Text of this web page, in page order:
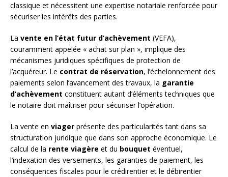
classique et nécessitent une expertise notariale renforcée pour
sécuriser les intérêts des parties.
La vente en l’état futur d’achèvement (VEFA),
couramment appelée « achat sur plan », implique des
mécanismes juridiques spécifiques de protection de
l’acquéreur. Le contrat de réservation, l’échelonnement des
paiements selon l’avancement des travaux, la garantie
d’achèvement constituent autant d’éléments techniques que
le notaire doit maîtriser pour sécuriser l’opération.
La vente en viager présente des particularités tant dans sa
structuration juridique que dans son approche économique. Le
calcul de la rente viagère et du bouquet éventuel,
l’indexation des versements, les garanties de paiement, les
conséquences fiscales pour le crédirentier et le débirentier